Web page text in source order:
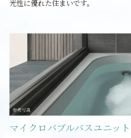
光性に優れた住まいです。
マイクロバブルバスユニット